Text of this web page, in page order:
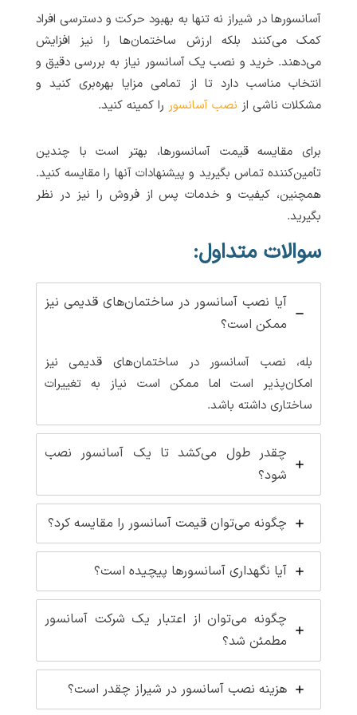
آسانسورها در شیراز نه تنها به بهبود حرکت و دسترسی افراد
کمک می‌کنند بلکه ارزش ساختمان‌ها را نیز افزایش
می‌دهند. خرید و نصب یک آسانسور نیاز به بررسی دقیق و
انتخاب مناسب دارد تا از تمامی مزایا بهره‌بری کنید و
مشکلات ناشی از نصب آسانسور را کمینه کنید.
برای مقایسه قیمت آسانسورها، بهتر است با چندین
تأمین‌کننده تماس بگیرید و پیشنهادات آنها را مقایسه کنید.
همچنین، کیفیت و خدمات پس از فروش را نیز در نظر
بگیرید.
سوالات متداول:
آیا نصب آسانسور در ساختمان‌های قدیمی نیز
ممکن است؟
بله، نصب آسانسور در ساختمان‌های قدیمی نیز
امکان‌پذیر است اما ممکن است نیاز به تغییرات
ساختاری داشته باشد.
چقدر طول می‌کشد تا یک آسانسور نصب
شود؟
چگونه می‌توان قیمت آسانسور را مقایسه کرد؟
آیا نگهداری آسانسورها پیچیده است؟
چگونه می‌توان از اعتبار یک شرکت آسانسور
مطمئن شد؟
هزینه نصب آسانسور در شیراز چقدر است؟